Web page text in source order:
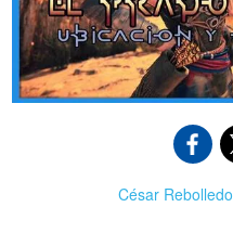
César Rebolledo